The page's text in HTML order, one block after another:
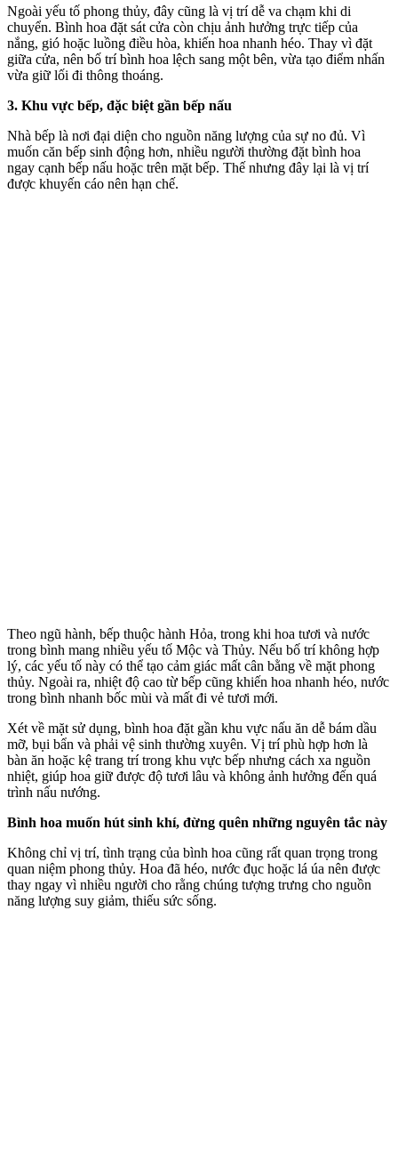
Ngoài yếu tố phong thủy, đây cũng là vị trí dễ va chạm khi di
chuyển. Bình hoa đặt sát cửa còn chịu ảnh hưởng trực tiếp của
nắng, gió hoặc luồng điều hòa, khiến hoa nhanh héo. Thay vì đặt
giữa cửa, nên bố trí bình hoa lệch sang một bên, vừa tạo điểm nhấn
vừa giữ lối đi thông thoáng.
3. Khu vực bếp, đặc biệt gần bếp nấu
Nhà bếp là nơi đại diện cho nguồn năng lượng của sự no đủ. Vì
muốn căn bếp sinh động hơn, nhiều người thường đặt bình hoa
ngay cạnh bếp nấu hoặc trên mặt bếp. Thế nhưng đây lại là vị trí
được khuyến cáo nên hạn chế.
Theo ngũ hành, bếp thuộc hành Hỏa, trong khi hoa tươi và nước
trong bình mang nhiều yếu tố Mộc và Thủy. Nếu bố trí không hợp
lý, các yếu tố này có thể tạo cảm giác mất cân bằng về mặt phong
thủy. Ngoài ra, nhiệt độ cao từ bếp cũng khiến hoa nhanh héo, nước
trong bình nhanh bốc mùi và mất đi vẻ tươi mới.
Xét về mặt sử dụng, bình hoa đặt gần khu vực nấu ăn dễ bám dầu
mỡ, bụi bẩn và phải vệ sinh thường xuyên. Vị trí phù hợp hơn là
bàn ăn hoặc kệ trang trí trong khu vực bếp nhưng cách xa nguồn
nhiệt, giúp hoa giữ được độ tươi lâu và không ảnh hưởng đến quá
trình nấu nướng.
Bình hoa muốn hút sinh khí, đừng quên những nguyên tắc này
Không chỉ vị trí, tình trạng của bình hoa cũng rất quan trọng trong
quan niệm phong thủy. Hoa đã héo, nước đục hoặc lá úa nên được
thay ngay vì nhiều người cho rằng chúng tượng trưng cho nguồn
năng lượng suy giảm, thiếu sức sống.